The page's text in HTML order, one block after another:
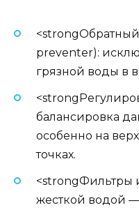
preventer):
грязной воды в
балансировка
особенно на
точках.
<strongФильтры
жесткой водой